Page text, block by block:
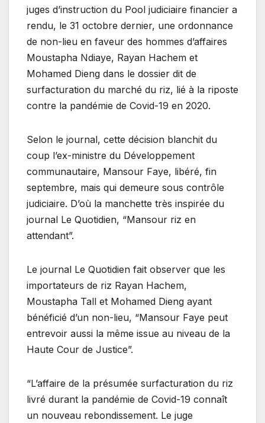
juges d’instruction du Pool judiciaire financier a
rendu, le 31 octobre dernier, une ordonnance
de non-lieu en faveur des hommes d’affaires
Moustapha Ndiaye, Rayan Hachem et
Mohamed Dieng dans le dossier dit de
surfacturation du marché du riz, lié à la riposte
contre la pandémie de Covid-19 en 2020.
Selon le journal, cette décision blanchit du
coup l’ex-ministre du Développement
communautaire, Mansour Faye, libéré, fin
septembre, mais qui demeure sous contrôle
judiciaire. D’où la manchette très inspirée du
journal Le Quotidien, “Mansour riz en
attendant”.
Le journal Le Quotidien fait observer que les
importateurs de riz Rayan Hachem,
Moustapha Tall et Mohamed Dieng ayant
bénéficié d’un non-lieu, “Mansour Faye peut
entrevoir aussi la même issue au niveau de la
Haute Cour de Justice”.
“L’affaire de la présumée surfacturation du riz
livré durant la pandémie de Covid-19 connaît
un nouveau rebondissement. Le juge